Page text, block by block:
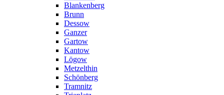
Blankenberg
Brunn
Dessow
Ganzer
Gartow
Kantow
Lögow
Metzelthin
Schönberg
Tramnitz